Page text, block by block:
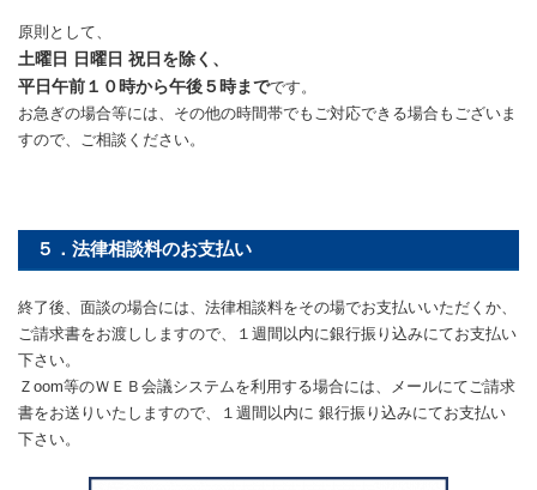
原則として、
土曜日 日曜日 祝日を除く、
平日午前１０時から午後５時までです。
お急ぎの場合等には、その他の時間帯でもご対応できる場合もございま
すので、ご相談ください。
５．法律相談料のお支払い
終了後、面談の場合には、法律相談料をその場でお支払いいただくか、
ご請求書をお渡ししますので、１週間以内に銀行振り込みにてお支払い
下さい。
Ｚoom等のＷＥＢ会議システムを利用する場合には、メールにてご請求
書をお送りいたしますので、１週間以内に 銀行振り込みにてお支払い
下さい。